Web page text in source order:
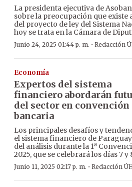
La presidenta ejecutiva de
sobre la preocupación que existe
del proyecto de ley del Sistema
hoy se trata en la Cámara de
Junio 24, 2025 01:44 p. m. · Redacción
Economía
Expertos del sistema
financiero abordarán
del sector en convención
bancaria
Los principales desafíos y
el sistema financiero de
del análisis durante la 1ª
2025, que se celebrará los días 7 y
Junio 11, 2025 02:17 p. m. · Redacción